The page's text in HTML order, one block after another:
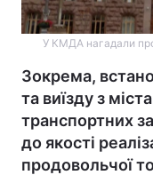
У КМДА нагадали
Зокрема,
та виїзду з
транспортних
до якості
продовольчої